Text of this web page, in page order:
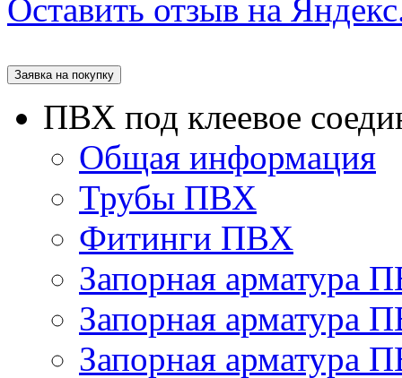
Оставить отзыв на
Заявка на покупку
ПВХ под клеевое
Общая информация
Трубы ПВХ
Фитинги ПВХ
Запорная арматура
Запорная арматура
Запорная арматура